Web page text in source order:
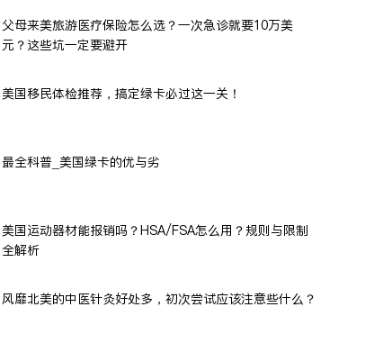
父母来美旅游医疗保险怎么选？一次急诊就要10万美
元？这些坑一定要避开
美国移民体检推荐，搞定绿卡必过这一关！
最全科普_美国绿卡的优与劣
美国运动器材能报销吗？HSA/FSA怎么用？规则与限制
全解析
风靡北美的中医针灸好处多，初次尝试应该注意些什么？